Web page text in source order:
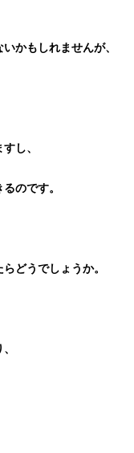
かもしれませんが、
し、
のです。
どうでしょうか。